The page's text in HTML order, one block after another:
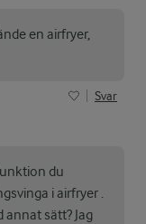
en airfryer,
Svar
du
i airfryer .
annat sätt? Jag